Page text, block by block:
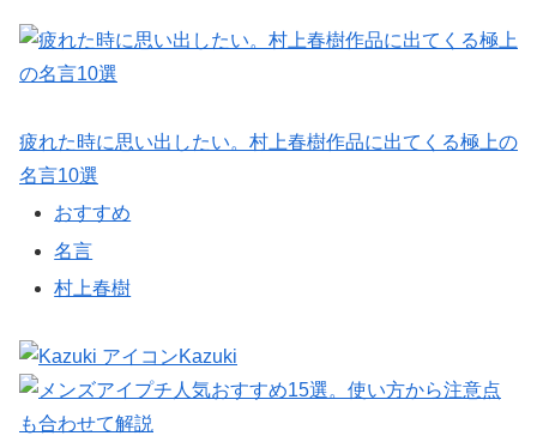
疲れた時に思い出したい。村上春樹作品に出てくる極上の
名言10選
おすすめ
名言
村上春樹
Kazuki